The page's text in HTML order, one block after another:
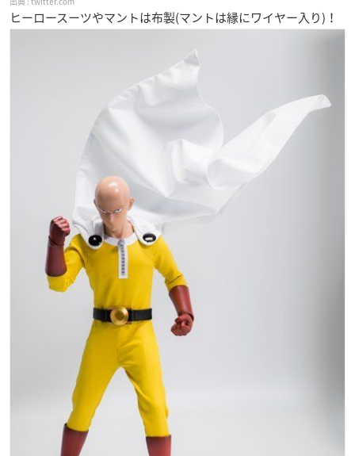
ヒーロースーツやマントは布製(マントは縁にワイヤー入り)！